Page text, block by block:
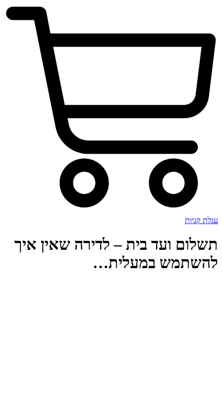
עגלת קניות
תשלום ועד בית – לדירה שאין איך
להשתמש במעלית…